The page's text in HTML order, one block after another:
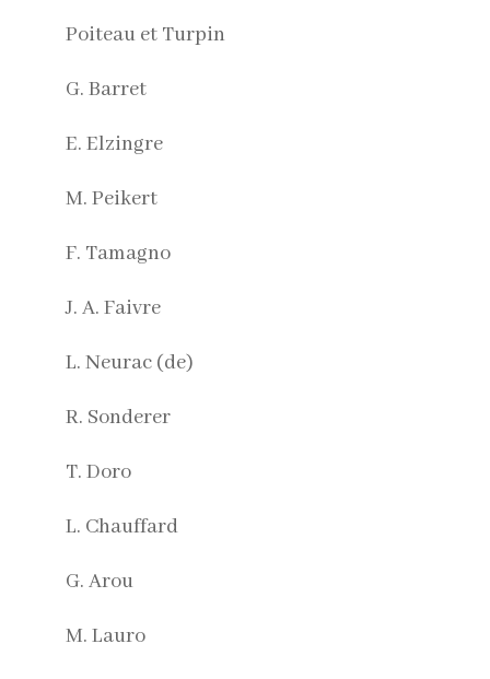
Poiteau et Turpin
G. Barret
E. Elzingre
M. Peikert
F. Tamagno
J. A. Faivre
L. Neurac (de)
R. Sonderer
T. Doro
L. Chauffard
G. Arou
M. Lauro